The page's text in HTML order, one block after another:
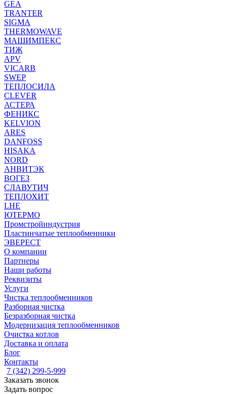
GEA
TRANTER
SIGMA
THERMOWAVE
МАШИМПЕКС
ТИЖ
APV
VICARB
SWEP
ТЕПЛОСИЛА
CLEVER
АСТЕРА
ФЕНИКС
KELVION
ARES
DANFOSS
HISAKA
NORD
АНВИТЭК
ВОГЕЗ
СЛАВУТИЧ
ТЕПЛОХИТ
LHE
ЮТЕРМО
Промстройиндустрия
Пластинчатые теплообменники
ЭВЕРЕСТ
О компании
Партнеры
Наши работы
Реквизиты
Услуги
Чистка теплообменников
Разборная чистка
Безразборная чистка
Модернизация теплообменников
Очистка котлов
Доставка и оплата
Блог
Контакты
7 (342) 299-5-999
Заказать звонок
Задать вопрос